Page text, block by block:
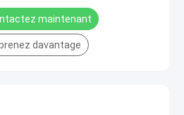
maintenant
davantage